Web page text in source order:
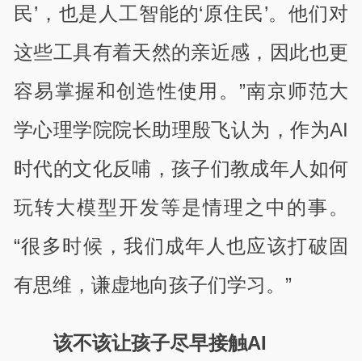
民’，也是人工智能的‘原住民’。他们对
这些工具有着天然的亲近感，因此也更
容易掌握和创造性使用。”南京师范大
学心理学院院长助理殷飞认为，作为AI
时代的文化反哺，孩子们教成年人如何
玩转大模型开发等是情理之中的事。
“很多时候，我们成年人也应该打破固
有思维，谦虚地向孩子们学习。”
该不该让孩子尽早接触AI